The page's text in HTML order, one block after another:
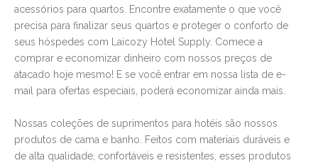
acessórios para quartos. Encontre exatamente o que você
precisa para finalizar seus quartos e proteger o conforto de
seus hóspedes com Laicozy Hotel Supply. Comece a
comprar e economizar dinheiro com nossos preços de
atacado hoje mesmo! E se você entrar em nossa lista de e-
mail para ofertas especiais, poderá economizar ainda mais.
Nossas coleções de suprimentos para hotéis são nossos
produtos de cama e banho. Feitos com materiais duráveis ​​e
de alta qualidade, confortáveis ​​e resistentes, esses produtos